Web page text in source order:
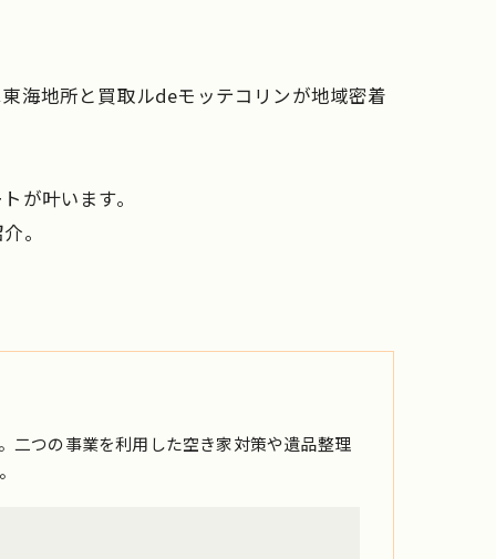
海地所と買取ルdeモッテコリンが地域密着
が叶います。
。
二つの事業を利用した空き家対策や遺品整理